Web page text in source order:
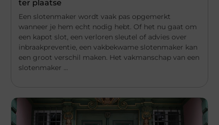
ter plaatse
Een slotenmaker wordt vaak pas opgemerkt
wanneer je hem echt nodig hebt. Of het nu gaat om
een kapot slot, een verloren sleutel of advies over
inbraakpreventie, een vakbekwame slotenmaker kan
een groot verschil maken. Het vakmanschap van een
slotenmaker ...